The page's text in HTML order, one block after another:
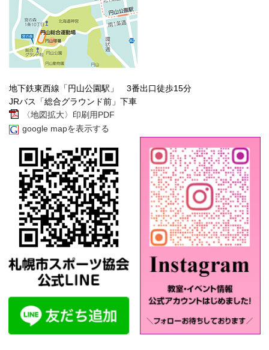
地下鉄東西線「円山公園駅」 3番出口徒歩15分
JRバス「総合グラウンド前」下車
〈地図拡大〉印刷用PDF
google mapを表示する